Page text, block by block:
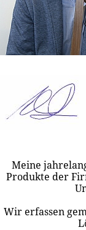
Meine
Produkte der
Wir erfassen